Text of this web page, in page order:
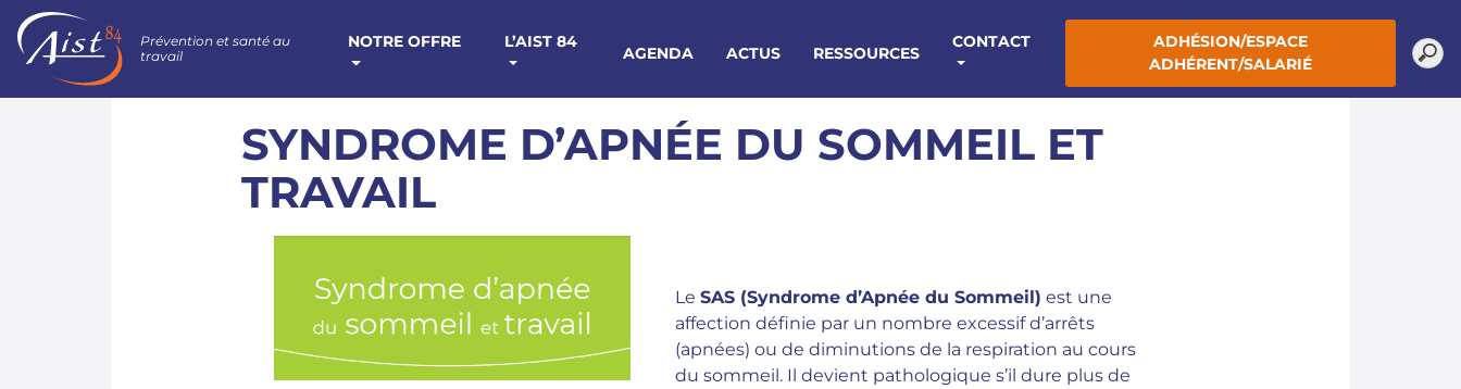
Prévention et santé au
travail
NOTRE OFFRE L’AIST 84
AGENDA ACTUS RESSOURCES
CONTACT
ADHÉSION/ESPACE
ADHÉRENT/SALARIÉ
SYNDROME D’APNÉE DU SOMMEIL ET
TRAVAIL
Le SAS (Syndrome d’Apnée du Sommeil) est une
affection définie par un nombre excessif d’arrêts
(apnées) ou de diminutions de la respiration au cours
du sommeil. Il devient pathologique s’il dure plus de